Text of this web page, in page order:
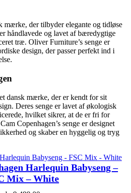
mærke, der tilbyder elegante og tidløse
håndlavede og lavet af bæredygtige
træ. Oliver Furniture’s senge er
design, der passer perfekt ind i
dansk mærke, der er kendt for sit
Deres senge er lavet af økologisk
hvilket sikrer, at de er fri for
Copenhagen’s senge er designet
og skaber en hyggelig og tryg
Harlequin Babyseng –
Mix – White